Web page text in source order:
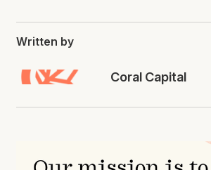
Written by
Coral Capital